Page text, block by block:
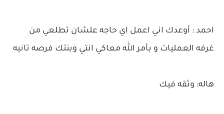
احمد : أوعدك اني اعمل اي حاجه علشان تطلعي من
غرفه العمليات و بأمر الله معاكي انتي وبنتك فرصه تانيه
هاله: وثقه فيك